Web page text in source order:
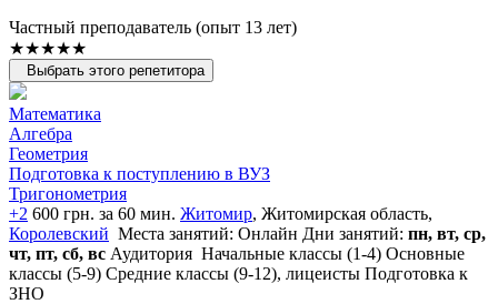
Частный преподаватель (опыт 13 лет)
★★★★★
Выбрать этого репетитора
Математика
Алгебра
Геометрия
Подготовка к поступлению в ВУЗ
Тригонометрия
+2 600 грн. за 60 мин. Житомир, Житомирская область,
Королевский Места занятий: Онлайн Дни занятий: пн, вт, ср,
чт, пт, сб, вс Аудитория Начальные классы (1-4) Основные
классы (5-9) Средние классы (9-12), лицеисты Подготовка к
ЗНО